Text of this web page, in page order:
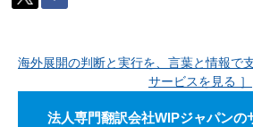
海外展開の判断と実行を、言葉と情報で
サービスを見る ］
法人専門翻訳会社WIPジャパンの